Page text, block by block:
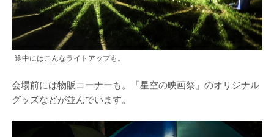
途中にはこんなライトアップも。
会場前には物販コーナーも。「星空の映画祭」のオリジナル
グッズなどが並んでいます。